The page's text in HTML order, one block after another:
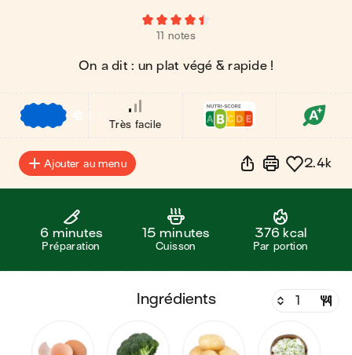
11 notes
On a dit : un plat végé & rapide !
€
Très facile
Ajouter au menu 2.4k
6 minutes
Préparation
15 minutes
Cuisson
376 kcal
Par portion
ingrédients